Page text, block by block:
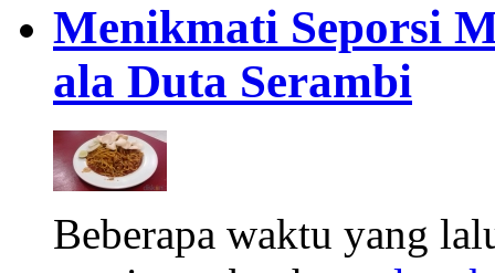
Menikmati Seporsi
ala Duta Serambi
Beberapa waktu yang